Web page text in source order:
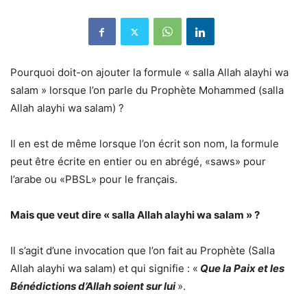
Pourquoi doit-on ajouter la formule « salla Allah alayhi wa
salam » lorsque l’on parle du Prophète Mohammed (salla
Allah alayhi wa salam) ?
Il en est de même lorsque l’on écrit son nom, la formule
peut être écrite en entier ou en abrégé, «saws» pour
l’arabe ou «PBSL» pour le français.
Mais que veut dire « salla Allah alayhi wa salam » ?
Il s’agit d’une invocation que l’on fait au Prophète (Salla
Allah alayhi wa salam) et qui signifie : « Que la Paix et les
Bénédictions d’Allah soient sur lui ».